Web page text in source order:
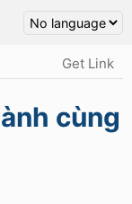
Get Link
cùng